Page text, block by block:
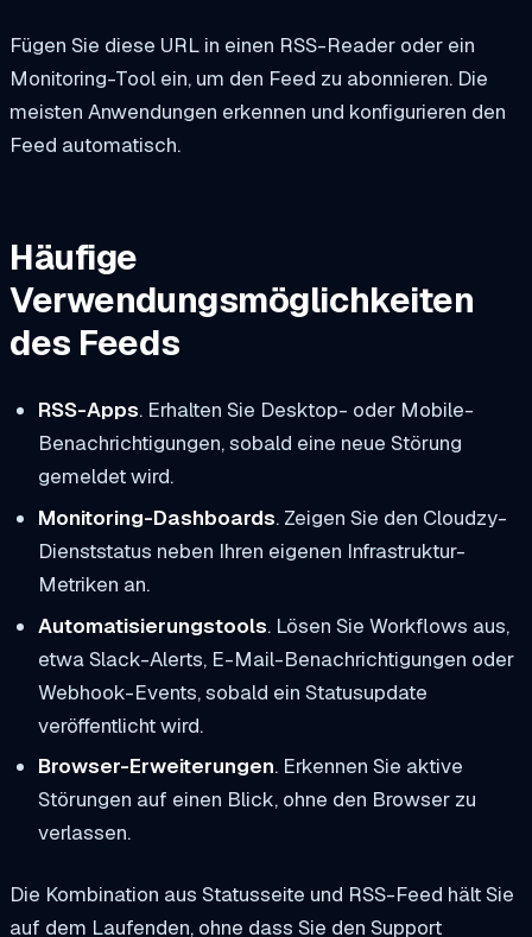
Fügen Sie diese URL in einen RSS-Reader oder ein
Monitoring-Tool ein, um den Feed zu abonnieren. Die
meisten Anwendungen erkennen und konfigurieren den
Feed automatisch.
Häufige
Verwendungsmöglichkeiten
des Feeds
RSS-Apps. Erhalten Sie Desktop- oder Mobile-
Benachrichtigungen, sobald eine neue Störung
gemeldet wird.
Monitoring-Dashboards. Zeigen Sie den Cloudzy-
Dienststatus neben Ihren eigenen Infrastruktur-
Metriken an.
Automatisierungstools. Lösen Sie Workflows aus,
etwa Slack-Alerts, E-Mail-Benachrichtigungen oder
Webhook-Events, sobald ein Statusupdate
veröffentlicht wird.
Browser-Erweiterungen. Erkennen Sie aktive
Störungen auf einen Blick, ohne den Browser zu
verlassen.
Die Kombination aus Statusseite und RSS-Feed hält Sie
auf dem Laufenden, ohne dass Sie den Support